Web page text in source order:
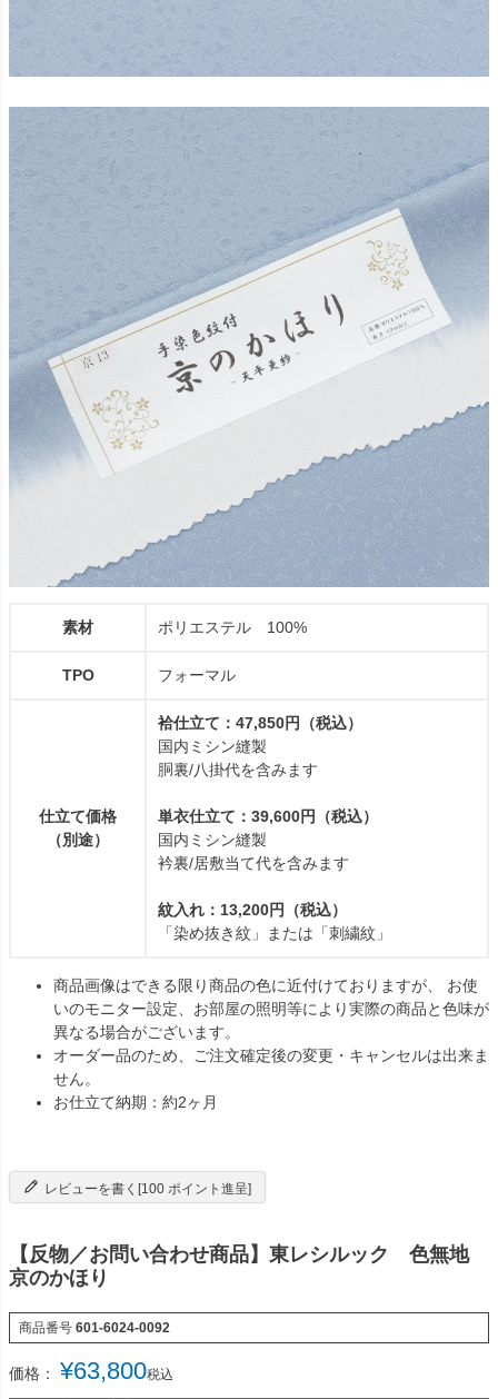
素材 ポリエステル 100%
TPO フォーマル
仕立て価格
（別途）
袷仕立て：47,850円（税込）
国内ミシン縫製
胴裏/八掛代を含みます
単衣仕立て：39,600円（税込）
国内ミシン縫製
衿裏/居敷当て代を含みます
紋入れ：13,200円（税込）
「染め抜き紋」または「刺繍紋」
商品画像はできる限り商品の色に近付けておりますが、 お使
いのモニター設定、お部屋の照明等により実際の商品と色味が
異なる場合がございます。
オーダー品のため、ご注文確定後の変更・キャンセルは出来ま
せん。
お仕立て納期：約2ヶ月
レビューを書く[100 ポイント進呈]
【反物／お問い合わせ商品】東レシルック 色無地
京のかほり
商品番号 601-6024-0092
価格： ¥63,800税込